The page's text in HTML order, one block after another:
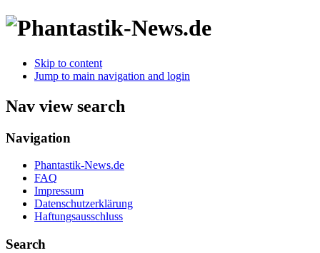
Skip to content
Jump to main navigation and login
Nav view search
Navigation
Phantastik-News.de
FAQ
Impressum
Datenschutzerklärung
Haftungsausschluss
Search